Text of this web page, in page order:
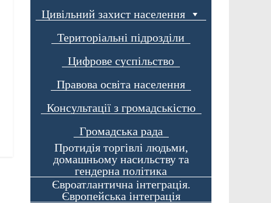
Цивільний захист населення
Територіальні підрозділи
Цифрове суспільство
Правова освіта населення
Консультації з громадськістю
Громадська рада
Протидія торгівлі людьми,
домашньому насильству та
гендерна політика
Євроатлантична інтеграція.
Європейська інтеграція